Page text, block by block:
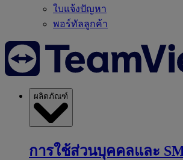
ใบแจ้งปัญหา
พอร์ทัลลูกค้า
ผลิตภัณฑ์
การใช้ส่วนบุคคลและ